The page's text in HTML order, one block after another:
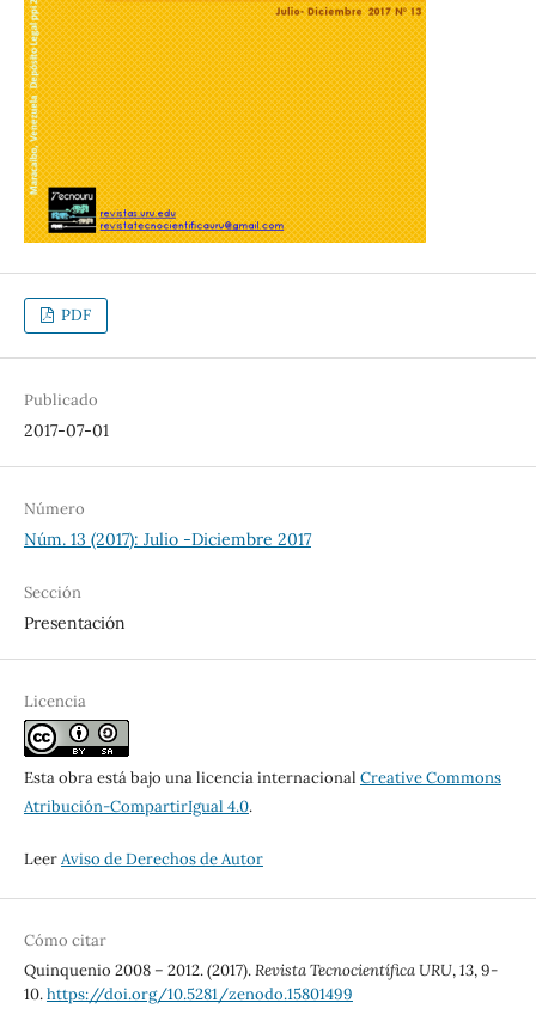
PDF
Publicado
2017-07-01
Número
Núm. 13 (2017): Julio -Diciembre 2017
Sección
Presentación
Licencia
Esta obra está bajo una licencia internacional Creative Commons
Atribución-CompartirIgual 4.0.
LeerAviso de Derechos de Autor
Cómo citar
Quinquenio 2008 – 2012. (2017).Revista Tecnocientífica URU,13, 9-
10.https://doi.org/10.5281/zenodo.15801499